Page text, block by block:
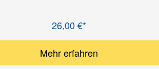
26,00 €*
Mehr erfahren